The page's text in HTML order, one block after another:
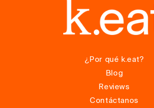
¿Por qué k.eat?
Blog
Reviews
Contáctanos